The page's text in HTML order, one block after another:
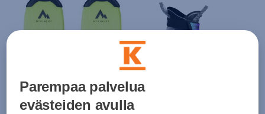
Parempaa palvelua
evästeiden avulla